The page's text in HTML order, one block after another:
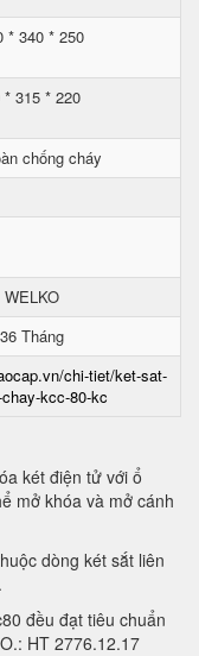
* 340 * 250
* 315 * 220
chống cháy
WELKO
36 Tháng
chi-tiet/ket-sat-
kcc-80-kc
két điện tử với ổ
mở khóa và mở cánh
dòng két sắt liên
đều đạt tiêu chuẩn
HT 2776.12.17